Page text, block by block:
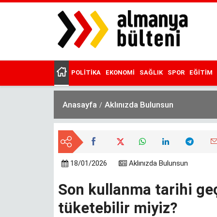
Main
menu
POLITIKA EKONOMI SAĞLIK SPOR EĞITIM
Anasayfa Aklınızda Bulunsun
18/01/2026 Aklınızda Bulunsun
Son kullanma tarihi
tüketebilir miyiz?